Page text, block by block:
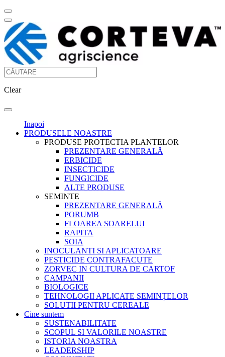
Clear
Inapoi
PRODUSELE NOASTRE
PRODUSE PROTECTIA PLANTELOR
PREZENTARE GENERALĂ
ERBICIDE
INSECTICIDE
FUNGICIDE
ALTE PRODUSE
SEMINTE
PREZENTARE GENERALĂ
PORUMB
FLOAREA SOARELUI
RAPITA
SOIA
INOCULANTI SI APLICATOARE
PESTICIDE CONTRAFACUTE
ZORVEC IN CULTURA DE CARTOF
CAMPANII
BIOLOGICE
TEHNOLOGII APLICATE SEMINȚELOR
SOLUTII PENTRU CEREALE
Cine suntem
SUSTENABILITATE
SCOPUL SI VALORILE NOASTRE
ISTORIA NOASTRA
LEADERSHIP